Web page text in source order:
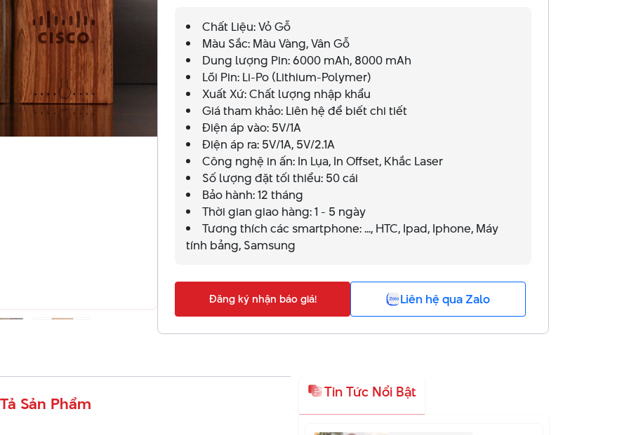
Chất Liệu: Vỏ Gỗ
Màu Sắc: Màu Vàng, Vân Gỗ
Dung lượng Pin: 6000 mAh, 8000 mAh
Lõi Pin: Li-Po (Lithium-Polymer)
Xuất Xứ: Chất lượng nhập khẩu
Giá tham khảo: Liên hệ để biết chi tiết
Điện áp vào: 5V/1A
Điện áp ra: 5V/1A, 5V/2.1A
Công nghệ in ấn: In Lụa, In Offset, Khắc Laser
Số lượng đặt tối thiểu: 50 cái
Bảo hành: 12 tháng
Thời gian giao hàng: 1 - 5 ngày
Tương thích các smartphone: ..., HTC, Ipad, Iphone, Máy
tính bảng, Samsung
Đăng ký nhận báo giá! Liên hệ qua Zalo
Sản Phẩm
Tin Tức Nổi Bật